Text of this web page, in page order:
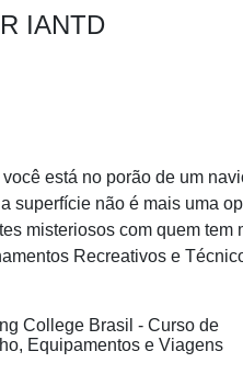
IANTD
está no porão de um
superfície não é mais uma
misteriosos com quem tem
Recreativos e